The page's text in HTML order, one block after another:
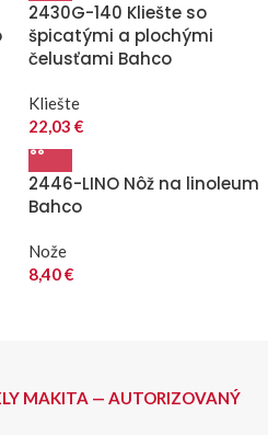
2430G-140 Kliešte so
špicatými a plochými
čelusťami Bahco
Kliešte
22,03 €
2446-LINO Nôž na linoleum
Bahco
Nože
8,40€
MAKITA — AUTORIZOVANÝ